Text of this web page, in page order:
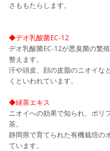
さももたらします。
◆デオ乳酸菌EC-12
デオ乳酸菌EC-12が悪臭菌の繁
整えます。
汗や頭皮、顔の皮脂のニオイな
くといわれています。
◆緑茶エキス
ニオイへの効果で知られ、ポリ
茶。
静岡県で育てられた有機栽培の
ています。